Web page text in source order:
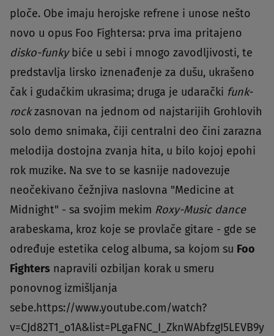
ploče. Obe imaju herojske refrene i unose nešto
novo u opus Foo Fightersa: prva ima pritajeno
disko-funkybiće u sebi i mnogo zavodljivosti, te
predstavlja lirsko iznenađenje za dušu, ukrašeno
čak i gudačkim ukrasima; druga je udarački funk-
rockzasnovan na jednom od najstarijih Grohlovih
solo demo snimaka, čiji centralni deo čini zarazna
melodija dostojna zvanja hita, u bilo kojoj epohi
rok muzike. Na sve to se kasnije nadovezuje
neočekivano čežnjiva naslovna "Medicine at
Midnight" - sa svojim mekim Roxy-Music dance
arabeskama, kroz koje se provlače gitare - gde se
određuje estetika celog albuma, sa kojom su Foo
Fighters napravili ozbiljan korak u smeru
ponovnog izmišljanja
sebe.https://www.youtube.com/watch?
v=CJd82T1_o1A&list=PLgaFNC_I_ZknWAbfzgI5LEVB9y